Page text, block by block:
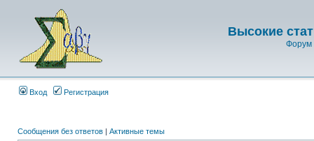
Высокие
Форум
Вход Регистрация
Сообщения без ответов | Активные темы